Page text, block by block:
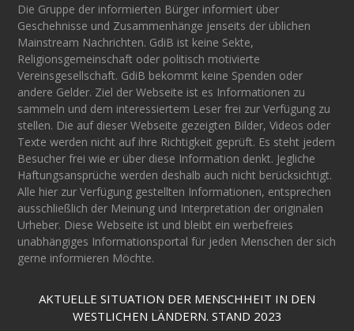
Die Gruppe der informierten Bürger informiert über
Geschehnisse und Zusammenhänge jenseits der üblichen
Mainstream Nachrichten. GdiB ist keine Sekte,
Religionsgemeinschaft oder politisch motivierte
Vereinsgesellschaft. GdiB bekommt keine Spenden oder
andere Gelder. Ziel der Webseite ist es Informationen zu
sammeln und dem interessiertem Leser frei zur Verfügung zu
stellen. Die auf dieser Webseite gezeigten Bilder, Videos oder
Texte werden nicht auf ihre Richtigkeit geprüft. Es steht jedem
Besucher frei wie er über diese Information denkt. Jegliche
Haftungsansprüche werden deshalb auch nicht berücksichtigt.
Alle hier zur Verfügung gestellten Informationen, entsprechen
ausschließlich der Meinung und Interpretation der originalen
Urheber. Diese Webseite ist und bleibt ein werbefreies
unabhängiges Informationsportal für jeden Menschen der sich
gerne informieren Möchte.
AKTUELLE SITUATION DER MENSCHHEIT IN DEN
WESTLICHEN LÄNDERN. STAND 2023